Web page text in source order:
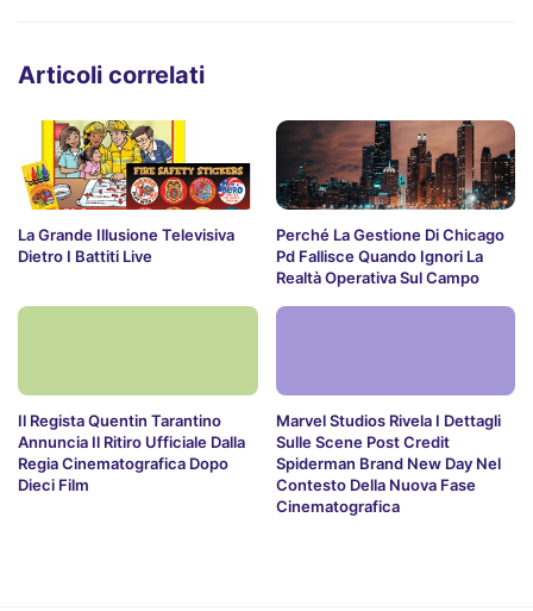
Articoli correlati
La Grande Illusione Televisiva
Dietro I Battiti Live
Perché La Gestione Di Chicago
Pd Fallisce Quando Ignori La
Realtà Operativa Sul Campo
Il Regista Quentin Tarantino
Annuncia Il Ritiro Ufficiale Dalla
Regia Cinematografica Dopo
Dieci Film
Marvel Studios Rivela I Dettagli
Sulle Scene Post Credit
Spiderman Brand New Day Nel
Contesto Della Nuova Fase
Cinematografica